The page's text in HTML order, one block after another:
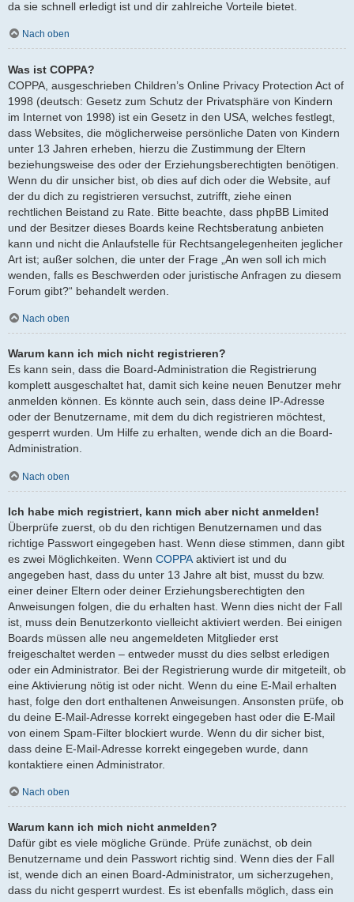
da sie schnell erledigt ist und dir zahlreiche Vorteile bietet.
Nach oben
Was ist COPPA?
COPPA, ausgeschrieben Children’s Online Privacy Protection Act of
1998 (deutsch: Gesetz zum Schutz der Privatsphäre von Kindern
im Internet von 1998) ist ein Gesetz in den USA, welches festlegt,
dass Websites, die möglicherweise persönliche Daten von Kindern
unter 13 Jahren erheben, hierzu die Zustimmung der Eltern
beziehungsweise des oder der Erziehungsberechtigten benötigen.
Wenn du dir unsicher bist, ob dies auf dich oder die Website, auf
der du dich zu registrieren versuchst, zutrifft, ziehe einen
rechtlichen Beistand zu Rate. Bitte beachte, dass phpBB Limited
und der Besitzer dieses Boards keine Rechtsberatung anbieten
kann und nicht die Anlaufstelle für Rechtsangelegenheiten jeglicher
Art ist; außer solchen, die unter der Frage „An wen soll ich mich
wenden, falls es Beschwerden oder juristische Anfragen zu diesem
Forum gibt?“ behandelt werden.
Nach oben
Warum kann ich mich nicht registrieren?
Es kann sein, dass die Board-Administration die Registrierung
komplett ausgeschaltet hat, damit sich keine neuen Benutzer mehr
anmelden können. Es könnte auch sein, dass deine IP-Adresse
oder der Benutzername, mit dem du dich registrieren möchtest,
gesperrt wurden. Um Hilfe zu erhalten, wende dich an die Board-
Administration.
Nach oben
Ich habe mich registriert, kann mich aber nicht anmelden!
Überprüfe zuerst, ob du den richtigen Benutzernamen und das
richtige Passwort eingegeben hast. Wenn diese stimmen, dann gibt
es zwei Möglichkeiten. Wenn COPPA aktiviert ist und du
angegeben hast, dass du unter 13 Jahre alt bist, musst du bzw.
einer deiner Eltern oder deiner Erziehungsberechtigten den
Anweisungen folgen, die du erhalten hast. Wenn dies nicht der Fall
ist, muss dein Benutzerkonto vielleicht aktiviert werden. Bei einigen
Boards müssen alle neu angemeldeten Mitglieder erst
freigeschaltet werden – entweder musst du dies selbst erledigen
oder ein Administrator. Bei der Registrierung wurde dir mitgeteilt, ob
eine Aktivierung nötig ist oder nicht. Wenn du eine E-Mail erhalten
hast, folge den dort enthaltenen Anweisungen. Ansonsten prüfe, ob
du deine E-Mail-Adresse korrekt eingegeben hast oder die E-Mail
von einem Spam-Filter blockiert wurde. Wenn du dir sicher bist,
dass deine E-Mail-Adresse korrekt eingegeben wurde, dann
kontaktiere einen Administrator.
Nach oben
Warum kann ich mich nicht anmelden?
Dafür gibt es viele mögliche Gründe. Prüfe zunächst, ob dein
Benutzername und dein Passwort richtig sind. Wenn dies der Fall
ist, wende dich an einen Board-Administrator, um sicherzugehen,
dass du nicht gesperrt wurdest. Es ist ebenfalls möglich, dass ein